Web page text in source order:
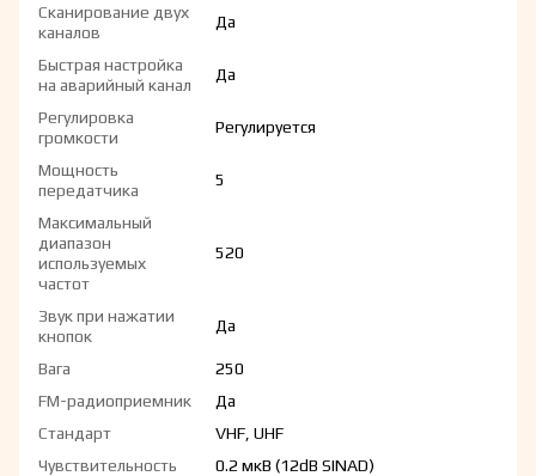
Сканирование двух
каналов
Да
Быстрая настройка
на аварийный канал
Да
Регулировка
громкости
Регулируется
Мощность
передатчика
5
Максимальный
диапазон
используемых
частот
520
Звук при нажатии
кнопок
Да
Вага
250
FM-радиоприемник
Да
Стандарт
VHF, UHF
Чувствительность
0.2 мкВ (12dB SINAD)